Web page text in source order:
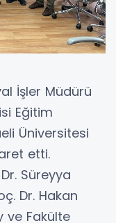
İşler Müdürü
Eğitim
Üniversitesi
etti.
Süreyya
Dr. Hakan
ve Fakülte